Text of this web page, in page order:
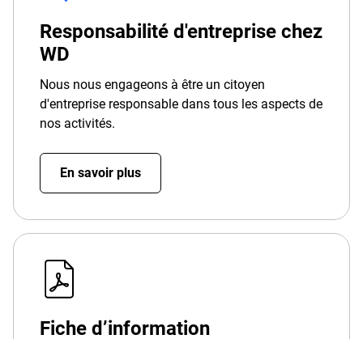
Responsabilité d'entreprise chez
WD
Nous nous engageons à être un citoyen
d'entreprise responsable dans tous les aspects de
nos activités.
En savoir plus
Fiche d’information